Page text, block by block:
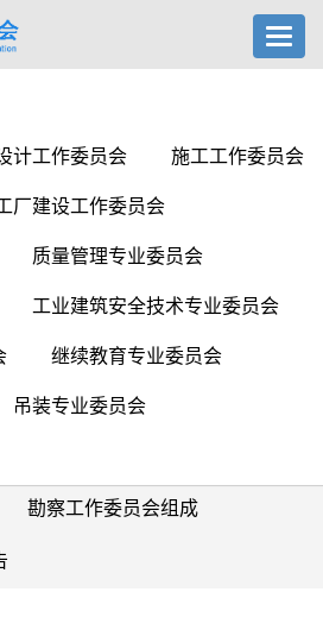
计工作委员会 施工工作委员会
厂建设工作委员会
质量管理专业委员会
工业建筑安全技术专业委员会
继续教育专业委员会
吊装专业委员会
勘察工作委员会组成